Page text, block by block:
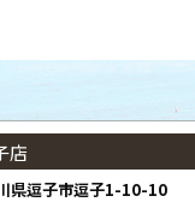
店
県逗子市逗子1-10-10